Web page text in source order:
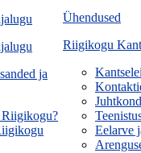
Ühendused
Riigikogu
Eelarve
ja